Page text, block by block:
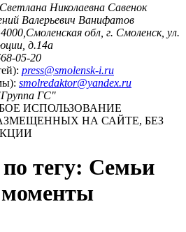
Светлана Николаевна Савенок
Валерьевич Ванифатов
обл, г. Смоленск, ул.
д.14а
05-20
press@smolensk-i.ru
smolredaktor@yandex.ru
ГС"
ИСПОЛЬЗОВАНИЕ
НА САЙТЕ, БЕЗ
по тегу: Семьи
моменты